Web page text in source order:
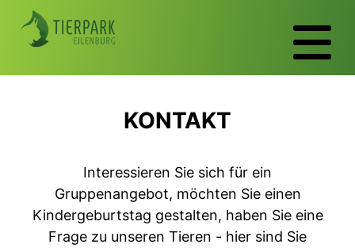
KONTAKT
Interessieren Sie sich für ein
Gruppenangebot, möchten Sie einen
Kindergeburtstag gestalten, haben Sie eine
Frage zu unseren Tieren - hier sind Sie